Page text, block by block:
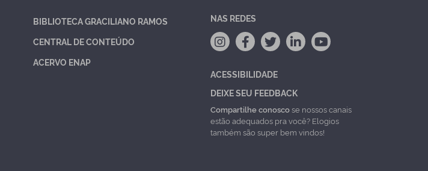
BIBLIOTECA GRACILIANO RAMOS
CENTRAL DE CONTEÚDO
ACERVO ENAP
NAS REDES
ACESSIBILIDADE
DEIXE SEU FEEDBACK
Compartilhe conoscose nossos canais
estão adequados pra você? Elogios
também são super bem vindos!